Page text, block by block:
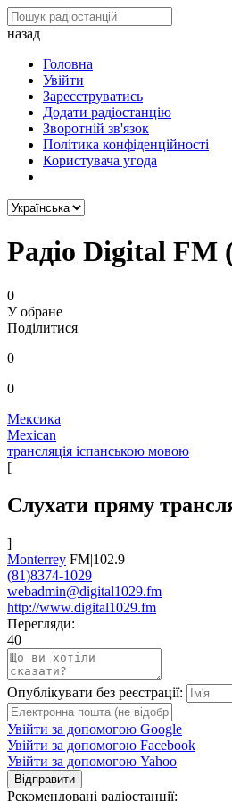
назад
Головна
Увійти
Зареєструватись
Додати радіостанцію
Зворотній зв'язок
Політика конфіденційності
Користувача угода
Радіо Digital FM
0
У обране
Поділитися
0
0
Мексика
Mexican
трансляція іспанською мовою
[
Слухати пряму
]
Monterrey FM|102.9
(81)8374-1029
webadmin@digital1029.fm
http://www.digital1029.fm
Перегляди:
40
Опублікувати без реєстрації:
Увійти за допомогою Google
Увійти за допомогою Facebook
Увійти за допомогою Yahoo
Відправити
Рекомендовані радіостанції: